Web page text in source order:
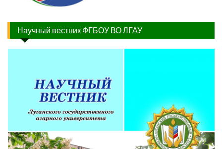
Научный вестник ФГБОУ ВО ЛГАУ